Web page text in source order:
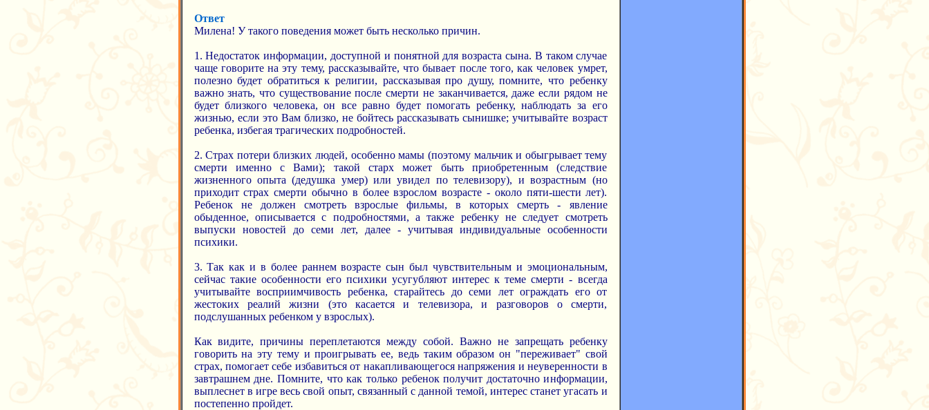
Ответ
Милена! У такого поведения может быть несколько причин.
1. Недостаток информации, доступной и понятной для возраста сына. В таком случае
чаще говорите на эту тему, рассказывайте, что бывает после того, как человек умрет,
полезно будет обратиться к религии, рассказывая про душу, помните, что ребенку
важно знать, что существование после смерти не заканчивается, даже если рядом не
будет близкого человека, он все равно будет помогать ребенку, наблюдать за его
жизнью, если это Вам близко, не бойтесь рассказывать сынишке; учитывайте возраст
ребенка, избегая трагических подробностей.
2. Страх потери близких людей, особенно мамы (поэтому мальчик и обыгрывает тему
смерти именно с Вами); такой старх может быть приобретенным (следствие
жизненного опыта (дедушка умер) или увидел по телевизору), и возрастным (но
приходит страх смерти обычно в более взрослом возрасте - около пяти-шести лет).
Ребенок не должен смотреть взрослые фильмы, в которых смерть - явление
обыденное, описывается с подробностями, а также ребенку не следует смотреть
выпуски новостей до семи лет, далее - учитывая индивидуальные особенности
психики.
3. Так как и в более раннем возрасте сын был чувствительным и эмоциональным,
сейчас такие особенности его психики усугубляют интерес к теме смерти - всегда
учитывайте восприимчивость ребенка, старайтесь до семи лет ограждать его от
жестоких реалий жизни (это касается и телевизора, и разговоров о смерти,
подслушанных ребенком у взрослых).
Как видите, причины переплетаются между собой. Важно не запрещать ребенку
говорить на эту тему и проигрывать ее, ведь таким образом он "переживает" свой
страх, помогает себе избавиться от накапливающегося напряжения и неуверенности в
завтрашнем дне. Помните, что как только ребенок получит достаточно информации,
выплеснет в игре весь свой опыт, связанный с данной темой, интерес станет угасать и
постепенно пройдет.